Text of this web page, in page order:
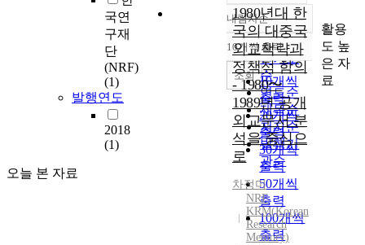
국연
구재
단
(NRF)
(1)
발행연도
2018
(1)
오늘 본 자료
정확도
순
인기도
순
연도순
제목순
저자순
발행기
관순
내림차순
내림차순
10개씩 출력
10개씩
출력
20개씩
출력
30개씩
출력
50개씩
출력
100개씩
출력
조회
1980년대 한
국의 대중국
외교책략과
정책적 함의
- 1980〜
1989년 공개
외교문서 분
석을 중심으
로
차정미
NRF
KRM(Korean
Research
Memory)
활용
도 높
은 자
료